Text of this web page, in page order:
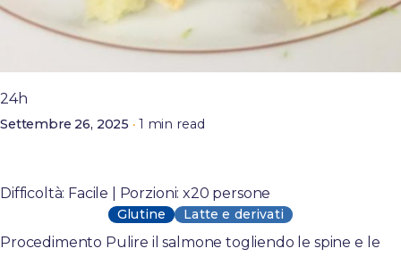
Posted by
24h
Settembre 26, 2025 1 min read
Difficoltà: Facile | Porzioni: x20 persone
Glutine Latte e derivati
Procedimento Pulire il salmone togliendo le spine e le